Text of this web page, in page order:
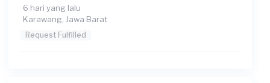
6 hari yang lalu
Karawang, Jawa Barat
Request Fulfilled